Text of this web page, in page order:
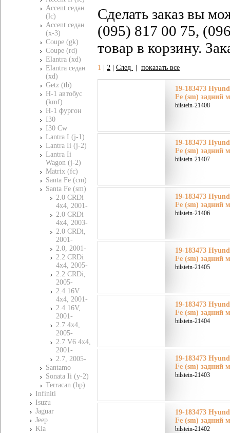
Accent седан
(lc)
Accent седан
(x-3)
Coupe (gk)
Coupe (rd)
Elantra (xd)
Elantra седан
(xd)
Getz (tb)
H-1 автобус
(kmf)
H-1 фургон
I30
I30 Cw
Lantra I (j-1)
Lantra Ii (j-2)
Lantra Ii
Wagon (j-2)
Matrix (fc)
Santa Fe (cm)
Santa Fe (sm)
2.0 CRDi
4x4, 2001-
2.0 CRDi
4x4, 2003-
2.0 CRDi,
2001-
2.0, 2001-
2.2 CRDi
4x4, 2005-
2.2 CRDi,
2005-
2.4 16V
4x4, 2001-
2.4 16V,
2001-
2.7 4x4,
2005-
2.7 V6 4x4,
2001-
2.7, 2005-
Santamo
Sonata Ii (y-2)
Terracan (hp)
Infiniti
Isuzu
Jaguar
Jeep
Kia
Сделать заказ вы
(095) 817 00 75,
товар в корзину.
1 2 След показать все
19-183473
Fe (sm) задний
bilstein-21408
19-183473
Fe (sm) задний
bilstein-21407
19-183473
Fe (sm) задний
bilstein-21406
19-183473
Fe (sm) задний
bilstein-21405
19-183473
Fe (sm) задний
bilstein-21404
19-183473
Fe (sm) задний
bilstein-21403
19-183473
Fe (sm) задний
bilstein-21402